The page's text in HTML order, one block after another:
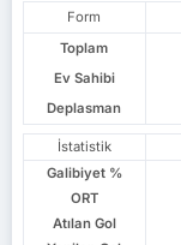
Form
Toplam
Ev Sahibi
Deplasman
İstatistik
Galibiyet %
ORT
Atılan Gol